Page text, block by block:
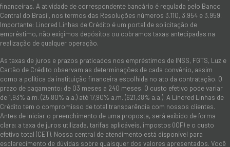
financeiras. A atividade de correspondente bancário é regulada pelo Banco
Central do Brasil, nos termos das Resoluções números 3.110, 3.954 e 3.959.
Importante: Lincred Linhas de Crédito é um portal de solicitação de
empréstimo, não exigimos depósitos ou cobramos taxas antecipadas na
realização de qualquer operação.
As taxas de juros e prazos praticados nos empréstimos de INSS, FGTS, Luz e
Cartão de Crédito observam as determinações de cada convênio, assim
como a política da instituição financeira escolhida no ato da contratação. O
prazo de pagamento: de 03 meses a 240 meses. O custo efetivo pode variar
de 1,93% a.m. (25,80% a.a.) até 17,90% a.m. (621,38% a.a.). A Lincred Linhas de
Crédito tem o compromisso de total transparência com nossos clientes.
Antes de iniciar o preenchimento de uma proposta, será exibido de forma
clara: a taxa de juros utilizada, tarifas aplicáveis, impostos (IOF) e o custo
efetivo total (CET). Nossa central de atendimento está disponível para
esclarecimento de dúvidas sobre quaisquer dos valores apresentados. Você